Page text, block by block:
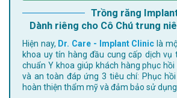
Trồng răng
Dành riêng cho Cô Chú trung
Hiện nay, Dr. Care - Implant Clinic là
khoa uy tín hàng đầu cung cấp dịch vụ
chuẩn Y khoa giúp khách hàng phục
và an toàn đáp ứng 3 tiêu chí: Phục
hoàn thiện thẩm mỹ và đảm bảo sử dụng